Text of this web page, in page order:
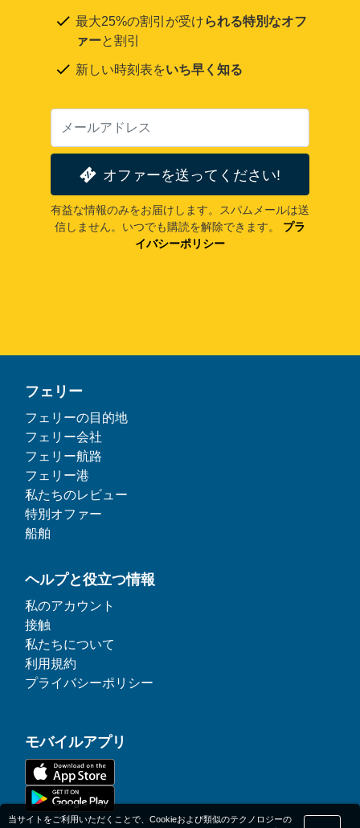
最大25%の割引が受けられる特別なオフ
ァーと割引
新しい時刻表をいち早く知る
オファーを送ってください!
有益な情報のみをお届けします。スパムメールは送
信しません。いつでも購読を解除できます。
プラ
イバシーポリシー
フェリー
フェリーの目的地
フェリー会社
フェリー航路
フェリー港
私たちのレビュー
特別オファー
船舶
ヘルプと役立つ情報
私のアカウント
接触
私たちについて
利用規約
プライバシーポリシー
モバイルアプリ
当サイトをご利用いただくことで、Cookieおよび類似のテクノロジーの